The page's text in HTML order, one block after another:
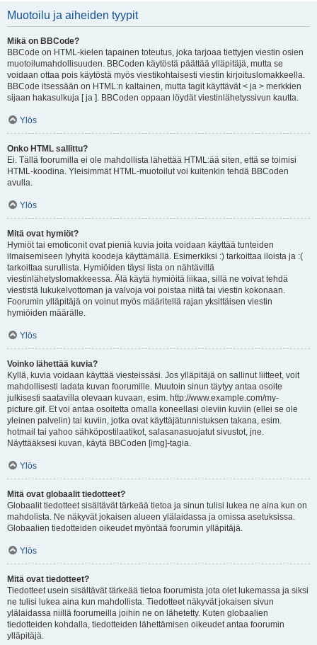
Muotoilu ja aiheiden tyypit
Mikä on BBCode?
BBCode on HTML-kielen tapainen toteutus, joka tarjoaa tiettyjen viestin osien
muotoilumahdollisuuden. BBCoden käytöstä päättää ylläpitäjä, mutta se
voidaan ottaa pois käytöstä myös viestikohtaisesti viestin kirjoituslomakkeella.
BBCode itsessään on HTML:n kaltainen, mutta tagit käyttävät < ja > merkkien
sijaan hakasulkuja [ ja ]. BBCoden oppaan löydät viestinlähetyssivun kautta.
Ylös
Onko HTML sallittu?
Ei. Tällä foorumilla ei ole mahdollista lähettää HTML:ää siten, että se toimisi
HTML-koodina. Yleisimmät HTML-muotoilut voi kuitenkin tehdä BBCoden
avulla.
Ylös
Mitä ovat hymiöt?
Hymiöt tai emoticonit ovat pieniä kuvia joita voidaan käyttää tunteiden
ilmaisemiseen lyhyitä koodeja käyttämällä. Esimerkiksi :) tarkoittaa iloista ja :(
tarkoittaa surullista. Hymiöiden täysi lista on nähtävillä
viestinlähetyslomakkeessa. Älä käytä hymiöitä liikaa, sillä ne voivat tehdä
viestistä lukukelvottoman ja valvoja voi poistaa niitä tai viestin kokonaan.
Foorumin ylläpitäjä on voinut myös määritellä rajan yksittäisen viestin
hymiöiden määrälle.
Ylös
Voinko lähettää kuvia?
Kyllä, kuvia voidaan käyttää viesteissäsi. Jos ylläpitäjä on sallinut liitteet, voit
mahdollisesti ladata kuvan foorumille. Muutoin sinun täytyy antaa osoite
julkisesti saatavilla olevaan kuvaan, esim. http://www.example.com/my-
picture.gif. Et voi antaa osoitetta omalla koneellasi oleviin kuviin (ellei se ole
yleinen palvelin) tai kuviin, jotka ovat käyttäjätunnistuksen takana, esim.
hotmail tai yahoo sähköpostilaatikot, salasanasuojatut sivustot, jne.
Näyttääksesi kuvan, käytä BBCoden [img]-tagia.
Ylös
Mitä ovat globaalit tiedotteet?
Globaalit tiedotteet sisältävät tärkeää tietoa ja sinun tulisi lukea ne aina kun on
mahdolista. Ne näkyvät jokaisen alueen ylälaidassa ja omissa asetuksissa.
Globaalien tiedotteiden oikeudet myöntää foorumin ylläpitäjä.
Ylös
Mitä ovat tiedotteet?
Tiedotteet usein sisältävät tärkeää tietoa foorumista jota olet lukemassa ja siksi
ne tulisi lukea aina kun mahdollista. Tiedotteet näkyvät jokaisen sivun
ylälaidassa niillä foorumeilla joihin ne on lähetetty. Kuten globaalien
tiedotteiden kohdalla, tiedotteiden lähettämisen oikeudet antaa foorumin
ylläpitäjä.